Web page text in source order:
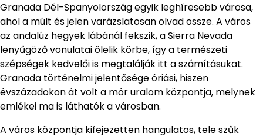
Granada Dél-Spanyolország egyik leghíresebb városa,
ahol a múlt és jelen varázslatosan olvad össze. A város
az andalúz hegyek lábánál fekszik, a Sierra Nevada
lenyűgöző vonulatai ölelik körbe, így a természeti
szépségek kedvelői is megtalálják itt a számításukat.
Granada történelmi jelentősége óriási, hiszen
évszázadokon át volt a mór uralom központja, melynek
emlékei ma is láthatók a városban.
A város központja kifejezetten hangulatos, tele szűk